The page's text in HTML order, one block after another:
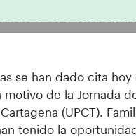
se han dado cita
de la Jornada
(UPCT).
tenido la